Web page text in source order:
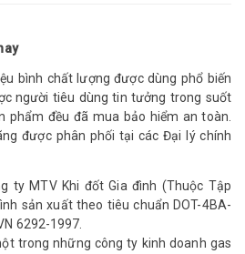
bình chất lượng được dùng phổ biến
người tiêu dùng tin tưởng trong suốt
phẩm đều đã mua bảo hiểm an toàn.
được phân phối tại các Đại lý chính
ty MTV Khi đốt Gia đình (Thuộc Tập
sản xuất theo tiêu chuẩn DOT-4BA-
6292-1997.
trong những công ty kinh doanh gas